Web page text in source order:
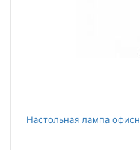
Настольная лампа